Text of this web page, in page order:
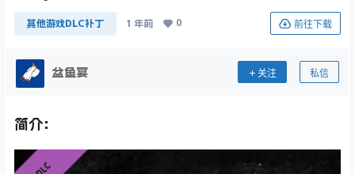
其他游戏DLC补丁 1 年前 0 前往下载
盆鱼宴 关注 私信
简介：